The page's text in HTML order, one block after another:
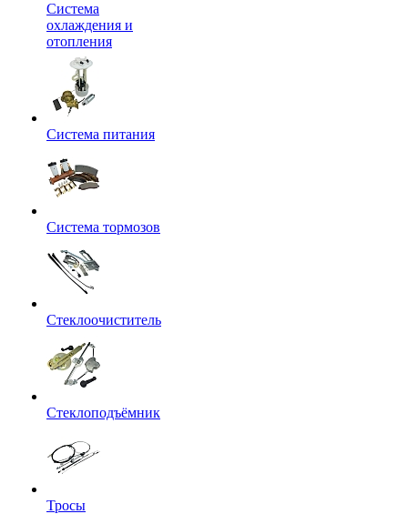
Система
охлаждения и
отопления
Система питания
Система тормозов
Стеклоочиститель
Стеклоподъёмник
Тросы